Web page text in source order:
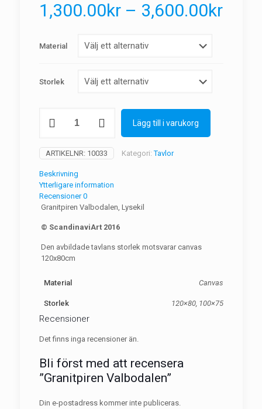
1,300.00kr– 3,600.00kr
Material
Storlek
Valbodalen
Lägg till i varukorg
ARTIKELNR: 10033 Kategori:Tavlor
Beskrivning
Ytterligare information
Recensioner0
Granitpiren Valbodalen, Lysekil
© ScandinaviArt 2016
Den avbildade tavlans storlek motsvarar canvas
120x80cm
Material Canvas
Storlek 120×80, 100×75
Recensioner
Det finns inga recensioner än.
Bli först med att recensera
”Granitpiren Valbodalen”
Din e-postadress kommer inte publiceras.